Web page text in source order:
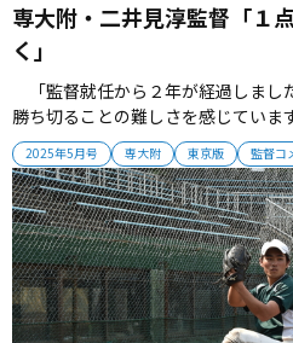
2025年5月号 専大附 東京版 監督コ
専大附・二井見淳監督「１
く」
「監督就任から２年が経過しまし
勝ち切ることの難しさを感じていま
ムとして束になって戦うことが大切
るので、１点の重みを浸透させるこ
す」【監督プロフィール】1992年
人２年目から外部...